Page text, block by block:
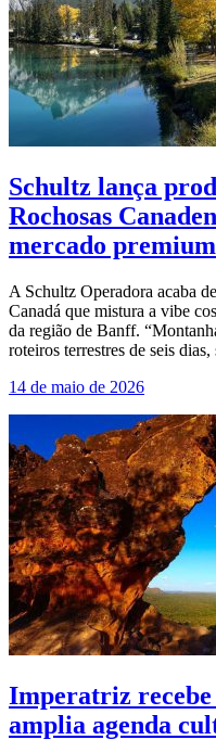
Schultz lança
Rochosas
mercado premium
A Schultz Operadora acaba
Canadá que mistura a vibe
da região de Banff.
roteiros terrestres de seis
14 de maio de 2026
Imperatriz recebe
amplia agenda